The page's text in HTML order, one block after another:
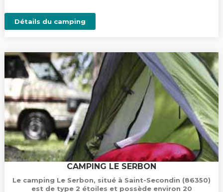
Détails du camping
CAMPING LE SERBON
Le camping Le Serbon, situé à Saint-Secondin (86350)
est de type 2 étoiles et possède environ 20